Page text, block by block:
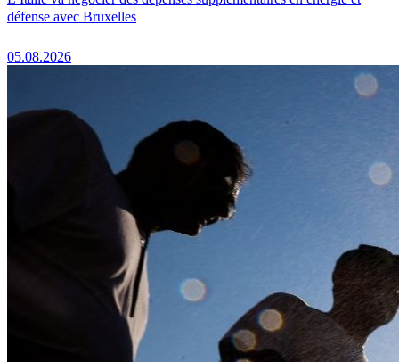
défense avec Bruxelles
05.08.2026